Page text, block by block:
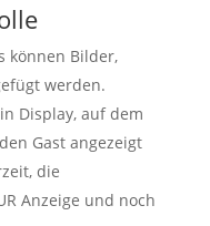
können Bilder,
werden.
Display, auf dem
Gast angezeigt
die
Anzeige und noch